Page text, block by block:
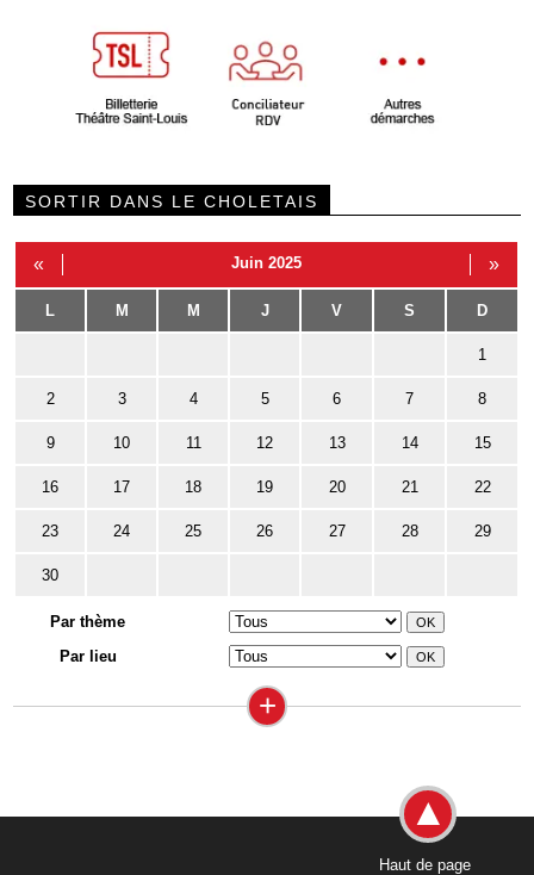
SORTIR DANS LE CHOLETAIS
« Juin 2025 »
L M M J V S D
1
2 3 4 5 6 7 8
9 10 11 12 13 14 15
16 17 18 19 20 21 22
23 24 25 26 27 28 29
30
Par thème
Par lieu
+
Haut de page